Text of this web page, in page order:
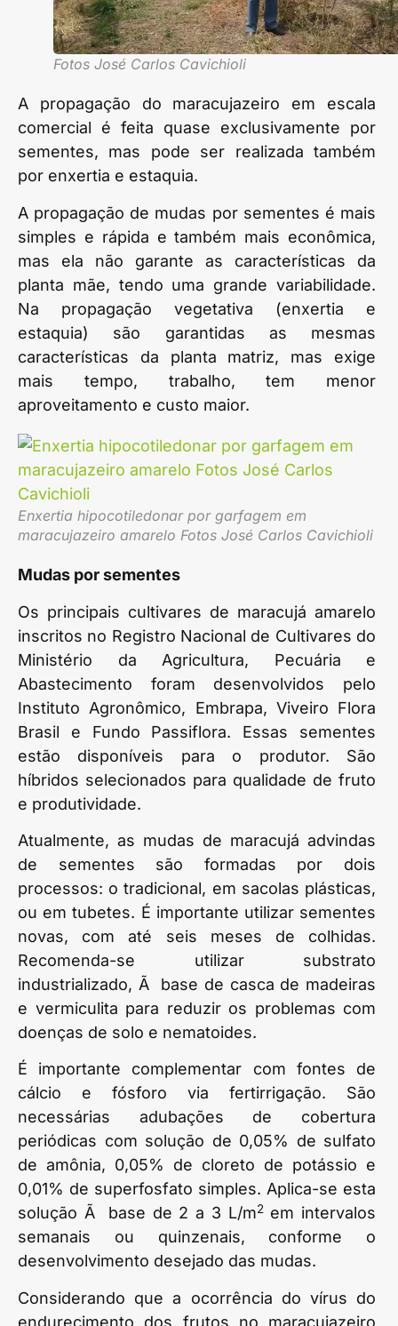
Fotos José Carlos Cavichioli
A propagação do maracujazeiro em escala
comercial é feita quase exclusivamente por
sementes, mas pode ser realizada também
por enxertia e estaquia.
A propagação de mudas por sementes é mais
simples e rápida e também mais econômica,
mas ela não garante as características da
planta mãe, tendo uma grande variabilidade.
Na propagação vegetativa (enxertia e
estaquia) são garantidas as mesmas
características da planta matriz, mas exige
mais tempo, trabalho, tem menor
aproveitamento e custo maior.
Enxertia hipocotiledonar por garfagem em
maracujazeiro amarelo Fotos José Carlos Cavichioli
Mudas por sementes
Os principais cultivares de maracujá amarelo
inscritos no Registro Nacional de Cultivares do
Ministério da Agricultura, Pecuária e
Abastecimento foram desenvolvidos pelo
Instituto Agronômico, Embrapa, Viveiro Flora
Brasil e Fundo Passiflora. Essas sementes
estão disponíveis para o produtor. São
híbridos selecionados para qualidade de fruto
e produtividade.
Atualmente, as mudas de maracujá advindas
de sementes são formadas por dois
processos: o tradicional, em sacolas plásticas,
ou em tubetes. É importante utilizar sementes
novas, com até seis meses de colhidas.
Recomenda-se utilizar substrato
industrializado, Ã base de casca de madeiras
e vermiculita para reduzir os problemas com
doenças de solo e nematoides.
É importante complementar com fontes de
cálcio e fósforo via fertirrigação. São
necessárias adubações de cobertura
periódicas com solução de 0,05% de sulfato
de amônia, 0,05% de cloreto de potássio e
0,01% de superfosfato simples. Aplica-se esta
solução Ã base de 2 a 3 L/m2em intervalos
semanais ou quinzenais, conforme o
desenvolvimento desejado das mudas.
Considerando que a ocorrência do vírus do
endurecimento dos frutos no maracujazeiro